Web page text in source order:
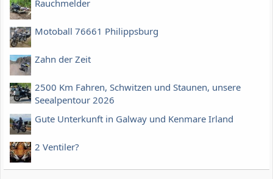
Rauchmelder
Motoball 76661 Philippsburg
Zahn der Zeit
2500 Km Fahren, Schwitzen und Staunen, unsere
Seealpentour 2026
Gute Unterkunft in Galway und Kenmare Irland
2 Ventiler?